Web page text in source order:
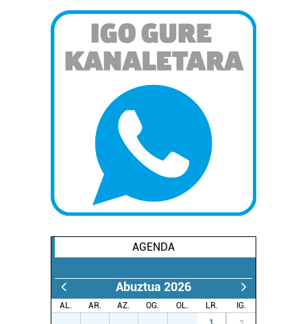
AGENDA
Abuztua 2026
AL. AR. AZ. OG. OL. LR.
IG.